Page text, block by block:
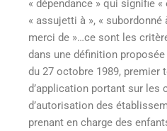
« dépendance » qui signifie «
« assujetti à », « subordonné
merci de »…ce sont les
dans une définition proposée
du 27 octobre 1989,
d’application portant sur les
d’autorisation des
prenant en charge des